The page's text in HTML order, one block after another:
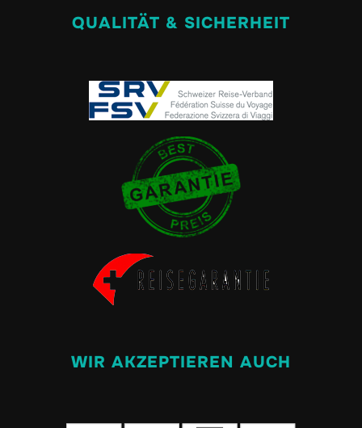
QUALITÄT & SICHERHEIT
WIR AKZEPTIEREN AUCH